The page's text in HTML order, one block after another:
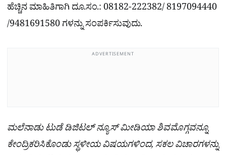
ಹೆಚ್ಚಿನ ಮಾಹಿತಿಗಾಗಿ ದೂ.ಸಂ.: 08182-222382/ 8197094440
/9481691580 ಗಳನ್ನು ಸಂಪರ್ಕಿಸುವುದು.
ADVERTISEMENT
ಮಲೆನಾಡು ಟುಡೆ ಡಿಜಿಟಲ್ ನ್ಯೂಸ್ ಮೀಡಿಯಾ ಶಿವಮೊಗ್ಗವನ್ನೂ
ಕೇಂದ್ರಿಕರಿಸಿಕೊಂಡು ಸ್ಥಳೀಯ ವಿಷಯಗಳಿಂದ, ಸಕಲ ವಿಚಾರಗಳನ್ನು